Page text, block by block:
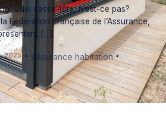
Quel casse-tête, n’est-ce pas?
Fédération Française de l’Assurance,
[…]
2025 Assurance habitation